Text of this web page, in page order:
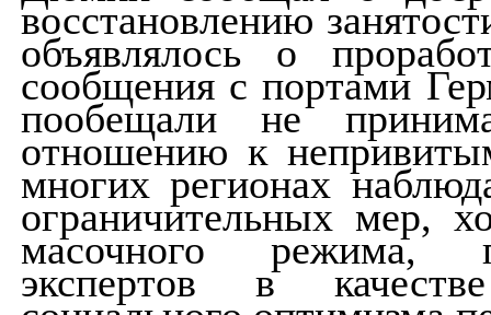
восстановлению
объявлялось о
сообщения с портами
пообещали не
отношению к
многих регионах
ограничительных мер,
масочного режима,
экспертов в